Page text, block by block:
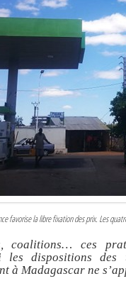
favorise la libre fixation des prix. Les
coalitions… ces
les dispositions
à Madagascar ne